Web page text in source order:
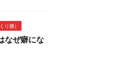
り腰）
なぜ癖にな